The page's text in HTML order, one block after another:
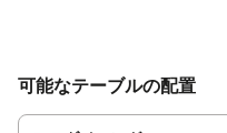
可能なテーブルの配置